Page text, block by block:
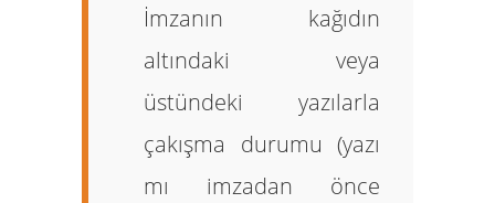
İmzanın kağıdın
altındaki veya
üstündeki yazılarla
çakışma durumu (yazı
mı imzadan önce